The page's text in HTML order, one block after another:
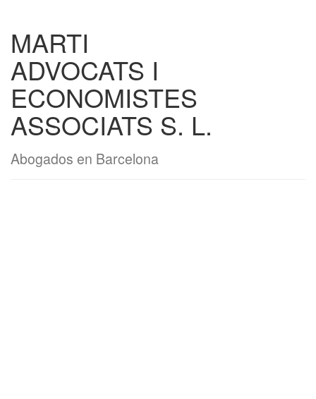
MARTI
ADVOCATS I
ECONOMISTES
ASSOCIATS S. L.
Abogados en Barcelona